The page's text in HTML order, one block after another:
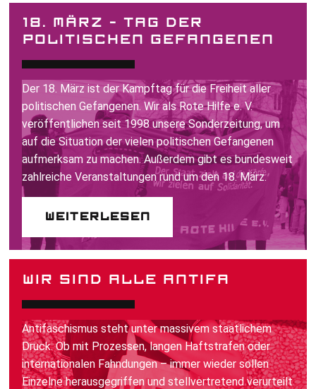
18. MÄRZ – TAG DER
POLITISCHEN GEFANGENEN
Der 18. März ist der Kampftag für die Freiheit aller
politischen Gefangenen. Wir als Rote Hilfe e. V.
veröffentlichen seit 1998 unsere Sonderzeitung, um
auf die Situation der vielen politischen Gefangenen
aufmerksam zu machen. Außerdem gibt es bundesweit
zahlreiche Veranstaltungen rund um den 18. März.
Weiterlesen
WIR SIND ALLE ANTIFA
Antifaschismus steht unter massivem staatlichem
Druck. Ob mit Prozessen, langen Haftstrafen oder
internationalen Fahndungen – immer wieder sollen
Einzelne herausgegriffen und stellvertretend verurteilt